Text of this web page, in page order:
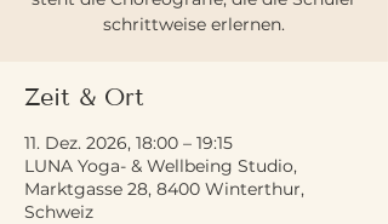
schrittweise erlernen.
Zeit & Ort
11. Dez. 2026, 18:00 – 19:15
LUNA Yoga- & Wellbeing Studio,
Marktgasse 28, 8400 Winterthur,
Schweiz